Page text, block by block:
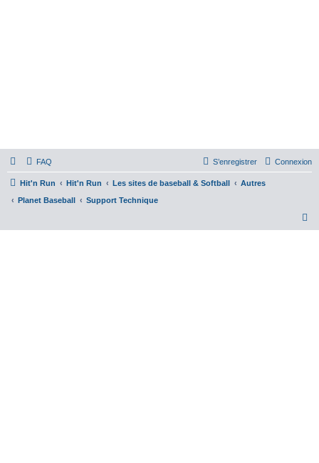
FAQ Connexion
S’enregistrer
Hit'n Run Hit'n Run Les sites de baseball & Softball
Autres
Planet Baseball
Support Technique